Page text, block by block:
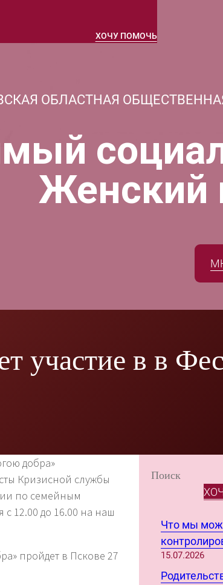
ХОЧУ ПОМОЧЬ
ОБЛАСТНАЯ
Женский
участие в в
добра»
Кризисной службы
по семейным
12.00 до 16.00 на наш
пройдет в Пскове 27
S
Что мы
15.07.2026